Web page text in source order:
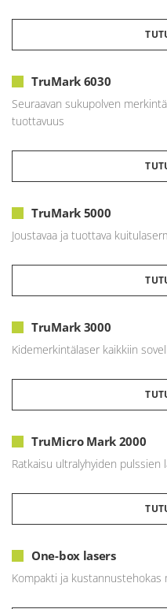
TruMark 6030
Seuraavan sukupolven
tuottavuus
TruMark 5000
Joustavaa ja tuottava
TruMark 3000
Kidemerkintälaser kaikkiin
TruMicro Mark 2000
Ratkaisu ultralyhyiden pulssien
One-box lasers
Kompakti ja kustannustehokas